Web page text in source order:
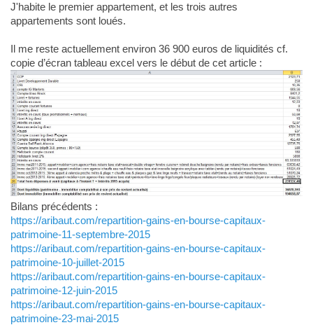
J'habite le premier appartement, et les trois autres
appartements sont loués.
Il me reste actuellement environ 36 900 euros de liquidités cf.
copie d’écran tableau excel vers le début de cet article :
Bilans précédents :
https://aribaut.com/repartition-gains-en-bourse-capitaux-
patrimoine-11-septembre-2015
https://aribaut.com/repartition-gains-en-bourse-capitaux-
patrimoine-10-juillet-2015
https://aribaut.com/repartition-gains-en-bourse-capitaux-
patrimoine-12-juin-2015
https://aribaut.com/repartition-gains-en-bourse-capitaux-
patrimoine-23-mai-2015